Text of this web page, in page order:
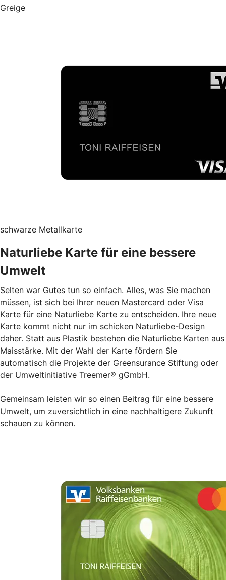
Greige
schwarze Metallkarte
Naturliebe Karte für eine bessere
Umwelt
Selten war Gutes tun so einfach. Alles, was Sie machen
müssen, ist sich bei Ihrer neuen Mastercard oder Visa
Karte für eine Naturliebe Karte zu entscheiden. Ihre neue
Karte kommt nicht nur im schicken Naturliebe-Design
daher. Statt aus Plastik bestehen die Naturliebe Karten aus
Maisstärke. Mit der Wahl der Karte fördern Sie
automatisch die Projekte der Greensurance Stiftung oder
der Umweltinitiative Treemer® gGmbH.
Gemeinsam leisten wir so einen Beitrag für eine bessere
Umwelt, um zuversichtlich in eine nachhaltigere Zukunft
schauen zu können.